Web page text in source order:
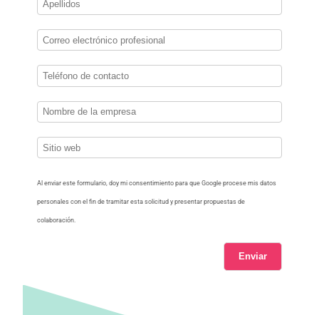
Al enviar este formulario, doy mi consentimiento para que Google procese mis datos
personales con el fin de tramitar esta solicitud y presentar propuestas de
colaboración.
Enviar